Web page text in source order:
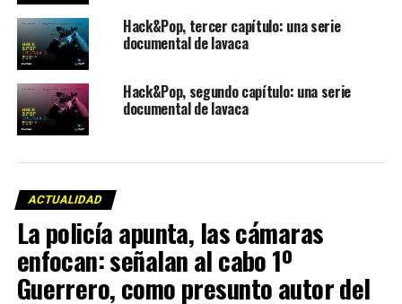
Hack&Pop, tercer capítulo: una serie
documental de lavaca
Hack&Pop, segundo capítulo: una serie
documental de lavaca
ACTUALIDAD
La policía apunta, las cámaras
enfocan: señalan al cabo 1º
Guerrero, como presunto autor del